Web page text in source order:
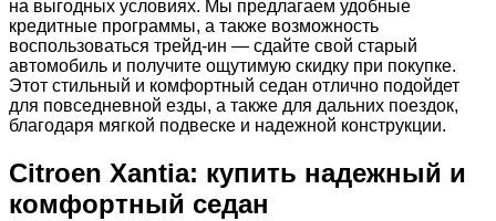
на выгодных условиях. Мы предлагаем удобные
кредитные программы, а также возможность
воспользоваться трейд-ин — сдайте свой старый
автомобиль и получите ощутимую скидку при покупке.
Этот стильный и комфортный седан отлично подойдет
для повседневной езды, а также для дальних поездок,
благодаря мягкой подвеске и надежной конструкции.
Citroen Xantia: купить надежный и
комфортный седан